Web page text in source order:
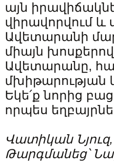
այն
վիրավորվում և
Ավետարանի
միայն
Ավետարանը,
մխիթարության
Եկե՛ք նորից
որպես
Վատիկան Նյուզ,
Թարգմանեց՝